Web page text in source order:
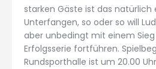
starken Gäste ist das natürlich
Unterfangen, so oder so will
aber unbedingt mit einem
Erfolgsserie fortführen.
Rundsporthalle ist um 20.00